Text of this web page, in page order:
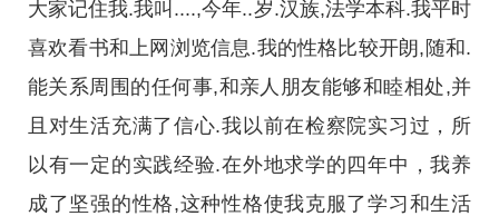
大家记住我.我叫....,今年..岁.汉族,法学本科.我平时
喜欢看书和上网浏览信息.我的性格比较开朗,随和.
能关系周围的任何事,和亲人朋友能够和睦相处,并
且对生活充满了信心.我以前在检察院实习过，所
以有一定的实践经验.在外地求学的四年中，我养
成了坚强的性格,这种性格使我克服了学习和生活